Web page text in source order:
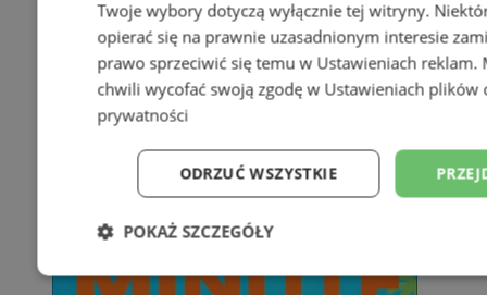
Twoje wybory dotyczą wyłącznie tej witryny.
opierać się na prawnie uzasadnionym interesie
prawo sprzeciwić się temu w Ustawieniach reklam.
chwili wycofać swoją zgodę w Ustawieniach plików
prywatności
ODRZUĆ WSZYSTKIE
POKAŻ SZCZEGÓŁY
Niezbędne Wydajność